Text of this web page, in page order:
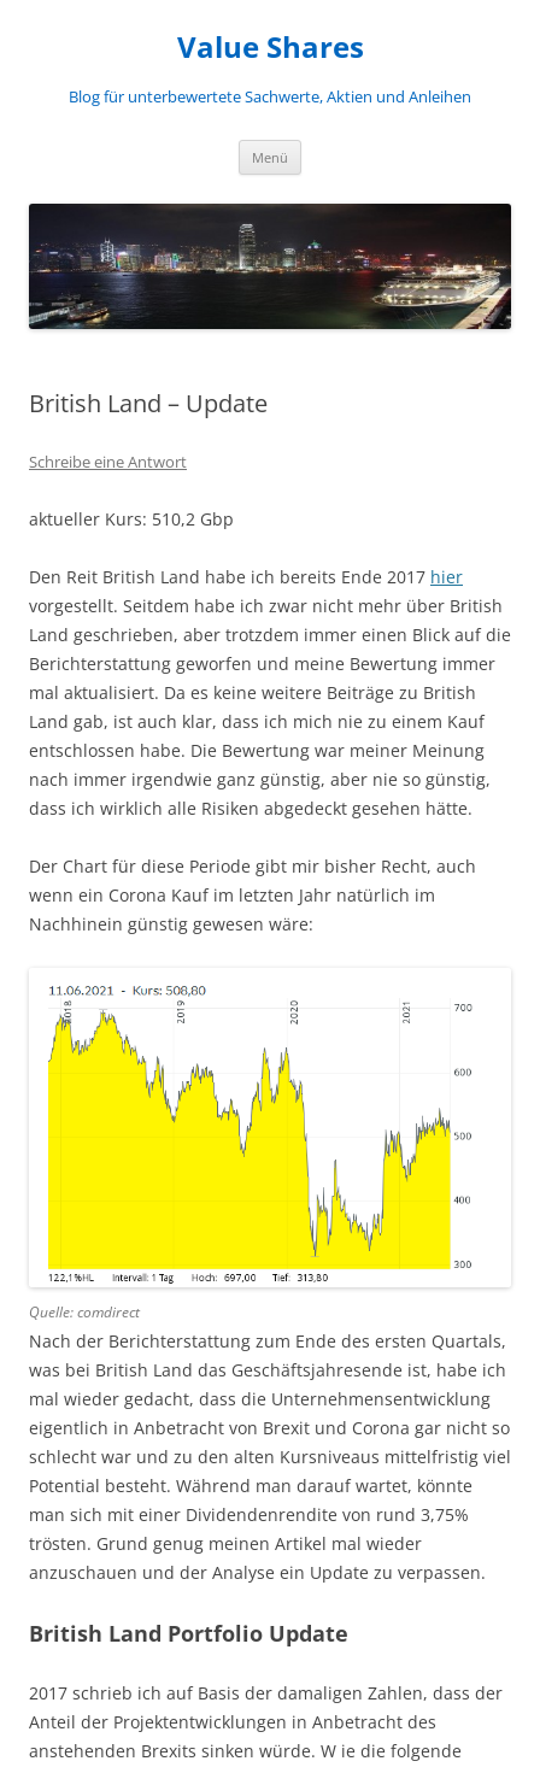
Value Shares
Blog für unterbewertete Sachwerte, Aktien und Anleihen
Menü
British Land – Update
Schreibe eine Antwort
aktueller Kurs: 510,2 Gbp
Den Reit British Land habe ich bereits Ende 2017 hier
vorgestellt. Seitdem habe ich zwar nicht mehr über British
Land geschrieben, aber trotzdem immer einen Blick auf die
Berichterstattung geworfen und meine Bewertung immer
mal aktualisiert. Da es keine weitere Beiträge zu British
Land gab, ist auch klar, dass ich mich nie zu einem Kauf
entschlossen habe. Die Bewertung war meiner Meinung
nach immer irgendwie ganz günstig, aber nie so günstig,
dass ich wirklich alle Risiken abgedeckt gesehen hätte.
Der Chart für diese Periode gibt mir bisher Recht, auch
wenn ein Corona Kauf im letzten Jahr natürlich im
Nachhinein günstig gewesen wäre:
Quelle: comdirect
Nach der Berichterstattung zum Ende des ersten Quartals,
was bei British Land das Geschäftsjahresende ist, habe ich
mal wieder gedacht, dass die Unternehmensentwicklung
eigentlich in Anbetracht von Brexit und Corona gar nicht so
schlecht war und zu den alten Kursniveaus mittelfristig viel
Potential besteht. Während man darauf wartet, könnte
man sich mit einer Dividendenrendite von rund 3,75%
trösten. Grund genug meinen Artikel mal wieder
anzuschauen und der Analyse ein Update zu verpassen.
British Land Portfolio Update
2017 schrieb ich auf Basis der damaligen Zahlen, dass der
Anteil der Projektentwicklungen in Anbetracht des
anstehenden Brexits sinken würde. W ie die folgende